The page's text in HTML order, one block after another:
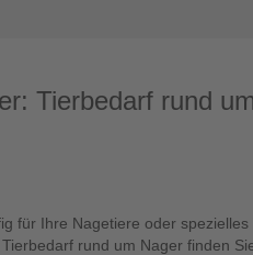
Tierbedarf rund
für Ihre Nagetiere oder
rund um Nager finden